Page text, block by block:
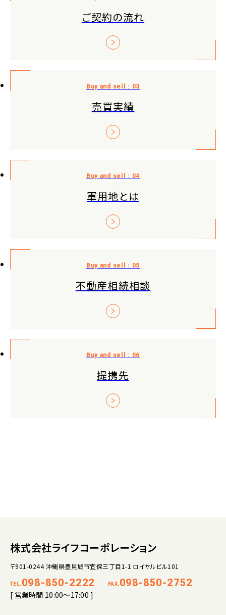
ご契約の流れ
売買実績
軍用地とは
不動産相続相談
提携先
株式会社ライフコーポレーション
〒901-0244 沖縄県豊見城市宜保三丁目1-1 ロイヤルビル101
TEL. 098-850-2222 FAX. 098-850-2752
[ 営業時間 10:00～17:00 ]